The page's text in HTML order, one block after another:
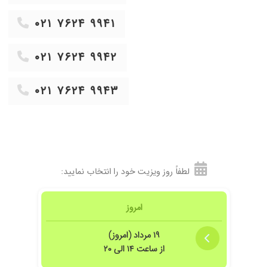
۰۲۱ ۷۶۲۴ ۹۹۴۱
۰۲۱ ۷۶۲۴ ۹۹۴۲
۰۲۱ ۷۶۲۴ ۹۹۴۳
لطفاً روز ویزیت خود را انتخاب نمایید:
امروز
۱۹ مرداد (امروز)
از ساعت ۱۴ الی ۲۰